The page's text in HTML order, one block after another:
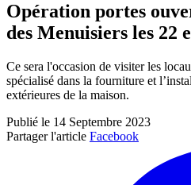
Opération portes
des Menuisiers les 22
Ce sera l'occasion de visiter les
spécialisé dans la fourniture et
extérieures de la maison.
Publié le 14 Septembre 2023
Partager l'article Facebook